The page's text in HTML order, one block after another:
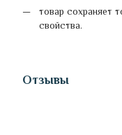
товар сохраняет
свойства.
Отзывы